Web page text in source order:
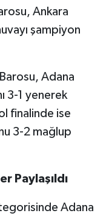
Ankara
şampiyon
Adana
3-1 yenerek
finalinde ise
3-2 mağlup
Paylaşıldı
Adana